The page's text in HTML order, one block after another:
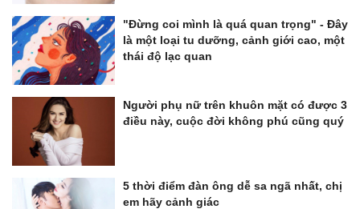
"Đừng coi mình là quá quan trọng" - Đây
là một loại tu dưỡng, cảnh giới cao, một
thái độ lạc quan
Người phụ nữ trên khuôn mặt có được 3
điều này, cuộc đời không phú cũng quý
5 thời điểm đàn ông dễ sa ngã nhất, chị
em hãy cảnh giác